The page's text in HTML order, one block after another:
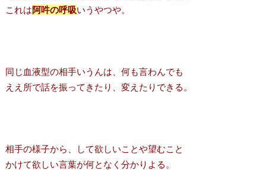
これは阿吽の呼吸いうやつや。
同じ血液型の相手いうんは、何も言わんでも
ええ所で話を振ってきたり、変えたりできる。
相手の様子から、して欲しいことや望むこと
かけて欲しい言葉が何となく分かりよる。